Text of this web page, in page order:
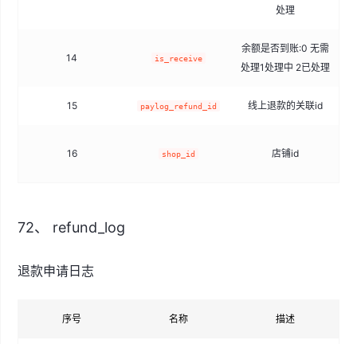
处理
14 is_receive
余额是否到账:0 无需
处理1处理中 2已处理
15 paylog_refund_id 线上退款的关联id
16 shop_id 店铺id
72、 refund_log
退款申请日志
序号 名称 描述